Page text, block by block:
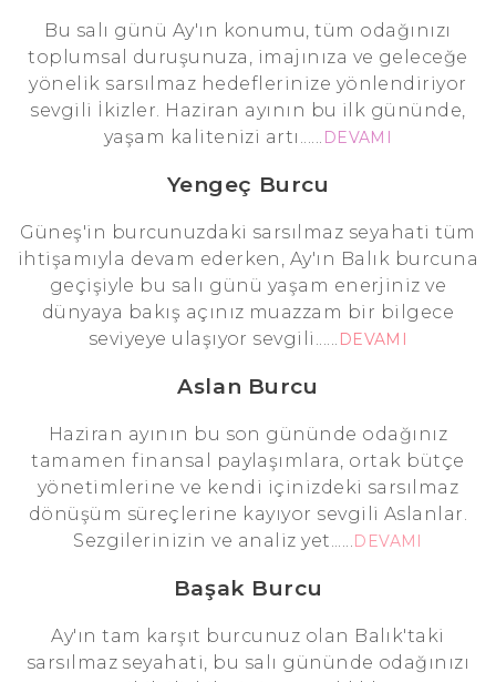
Bu salı günü Ay'ın konumu, tüm odağınızı
toplumsal duruşunuza, imajınıza ve geleceğe
yönelik sarsılmaz hedeflerinize yönlendiriyor
sevgili İkizler. Haziran ayının bu ilk gününde,
yaşam kalitenizi artı...... DEVAMI
Yengeç Burcu
Güneş'in burcunuzdaki sarsılmaz seyahati tüm
ihtişamıyla devam ederken, Ay'ın Balık burcuna
geçişiyle bu salı günü yaşam enerjiniz ve
dünyaya bakış açınız muazzam bir bilgece
seviyeye ulaşıyor sevgili...... DEVAMI
Aslan Burcu
Haziran ayının bu son gününde odağınız
tamamen finansal paylaşımlara, ortak bütçe
yönetimlerine ve kendi içinizdeki sarsılmaz
dönüşüm süreçlerine kayıyor sevgili Aslanlar.
Sezgilerinizin ve analiz yet......DEVAMI
Başak Burcu
Ay'ın tam karşıt burcunuz olan Balık'taki
sarsılmaz seyahati, bu salı gününde odağınızı